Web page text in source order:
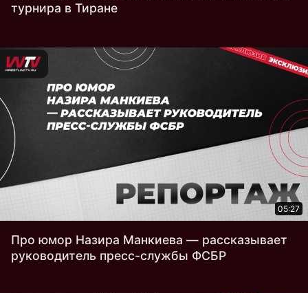
турнира в Тиране
05:27
Про юмор Назира Манкиева — рассказывает
руководитель пресс-службы ФСБР